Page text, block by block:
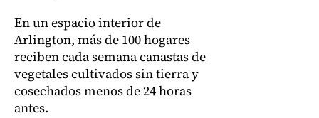
En un espacio interior de
Arlington, más de 100 hogares
reciben cada semana canastas de
vegetales cultivados sin tierra y
cosechados menos de 24 horas
antes.